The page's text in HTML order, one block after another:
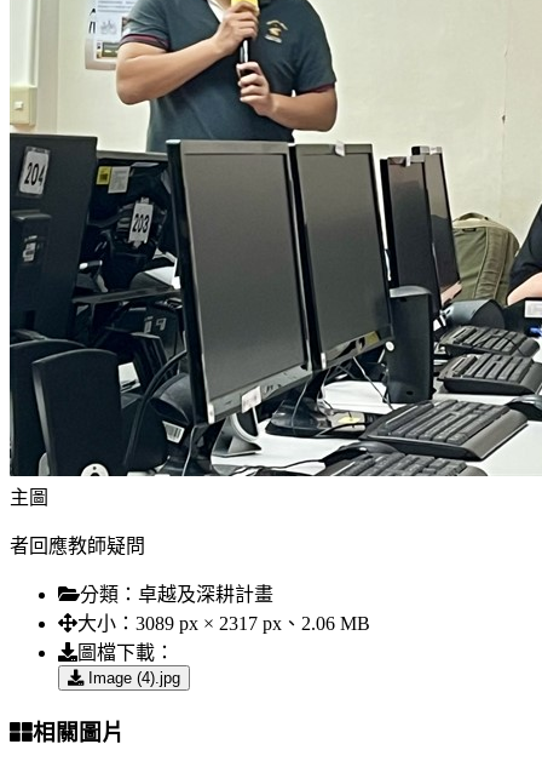
主圖
者回應教師疑問
分類： 卓越及深耕計畫
大小： 3089 px × 2317 px、2.06 MB
圖檔下載：
Image (4).jpg
相關圖片